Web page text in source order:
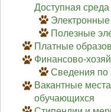
Доступная среда
Полезные
Платные
Финансово-
Сведения по
Вакантные
обучающихся